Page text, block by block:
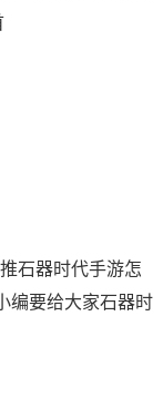
石器时代手游怎
编要给大家石器时